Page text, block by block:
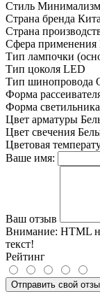
Стиль Минимализм
Страна бренда
Страна
Сфера применения
Тип лампочки
Тип цоколя LED
Тип шинопровода
Форма
Форма светильника
Цвет арматуры
Цвет свечения
Цветовая
Ваше имя:
Ваш отзыв
Внимание: HTML
текст!
Рейтинг
Отправить свой